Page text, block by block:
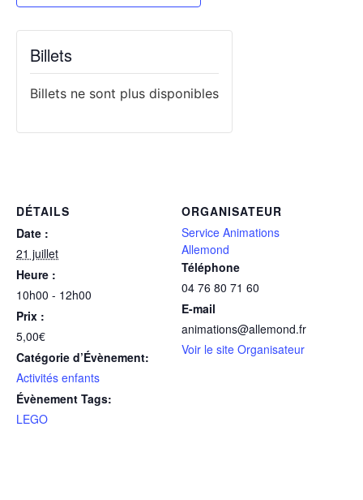
DÉTAILS
Date :
21 juillet
Heure :
10h00 - 12h00
Prix :
5,00€
Catégorie d’Évènement:
Activités enfants
Évènement Tags:
LEGO
ORGANISATEUR
Service Animations
Allemond
Téléphone
04 76 80 71 60
E-mail
animations@allemond.fr
Voir le site Organisateur
Billets
Billets ne sont plus disponibles